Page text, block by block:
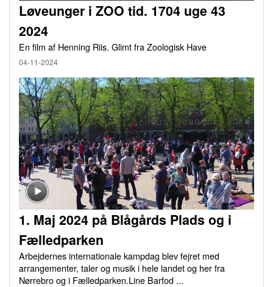
Løveunger i ZOO tid. 1704 uge 43
2024
En film af Henning Riis. Glimt fra Zoologisk Have
04-11-2024
1. Maj 2024 på Blågårds Plads og i
Fælledparken
Arbejdernes internationale kampdag blev fejret med
arrangementer, taler og musik i hele landet og her fra
Nørrebro og i Fælledparken.Line Barfod ...